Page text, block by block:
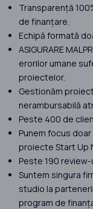
Transparență
de finanțare.
Echipă formată
ASIGURARE
erorilor umane
proiectelor.
Gestionăm
nerambursabilă
Peste 400 de
Punem focus
proiecte Start Up
Peste 190
Suntem singura
studio la
program de